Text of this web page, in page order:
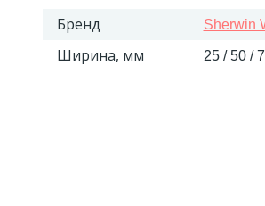
Бренд Sherwin
Ширина, мм 25 / 50 /